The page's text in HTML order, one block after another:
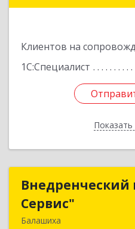
Клиентов на
1С:Специалист
Внедренческий
Сервис"
Балашиха